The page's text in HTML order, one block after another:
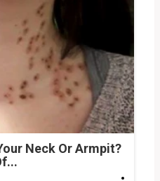
Neck Or Armpit?